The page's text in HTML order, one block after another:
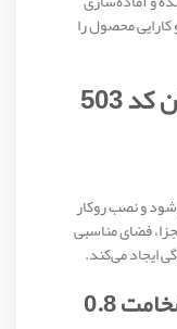
کارایی محصول را
503
تولید می‌شود و نصب روکار
مجزا، فضای مناسبی
ایجاد می‌کند.
استیل ضدزنگ AS304 با ضخامت 0.8